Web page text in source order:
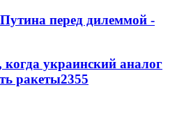
перед дилеммой -
украинский аналог
ракеты2355